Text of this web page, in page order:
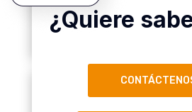
¿Quiere